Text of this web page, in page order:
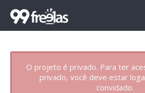
O projeto é privado. Para ter
privado, você deve estar
convidado.